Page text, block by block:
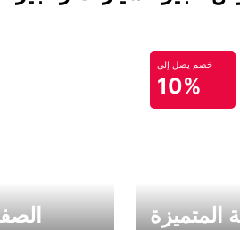
خصم يصل إلى
10%
المتميزة